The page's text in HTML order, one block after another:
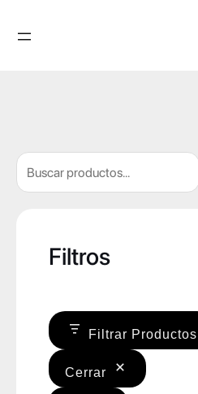
Buscar
Filtros
Filtrar Productos
Cerrar